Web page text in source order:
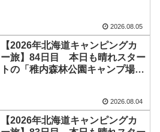
やっちゃんさんが到着！外で呑み
ながら楽しい時間を過ごしました
♪
2026.08.05
【2026年北海道キャンピングカ
ー旅】84日目 本日も晴れスター
トの「稚内森林公園キャンプ場」
方はうらべさんたちと外で談笑し
ながら楽しい時間を過ごしました
＼(^o^)／
2026.08.04
【2026年北海道キャンピングカ